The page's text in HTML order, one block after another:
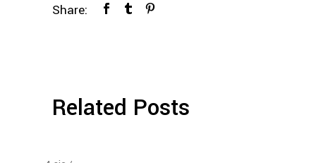
Share:
Related Posts